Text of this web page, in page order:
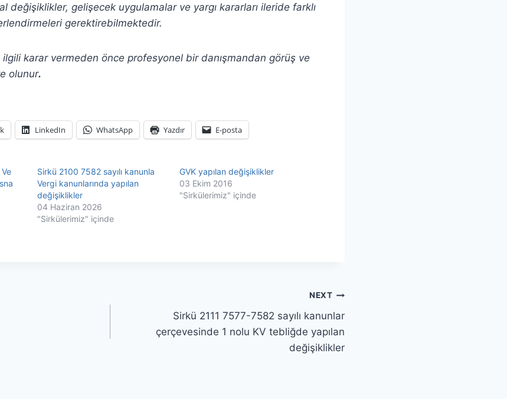
değişiklikler, gelişecek uygulamalar ve yargı kararları ileride farklı
gerektirebilmektedir.
karar vermeden önce profesyonel bir danışmandan görüş ve
olunur.
LinkedIn WhatsApp Yazdır E-posta
Sirkü 2100 7582 sayılı kanunla
Vergi kanunlarında yapılan
değişiklikler
04 Haziran 2026
"Sirkülerimiz" içinde
GVK yapılan değişiklikler
03 Ekim 2016
"Sirkülerimiz" içinde
NEXT
Sirkü 2111 7577-7582 sayılı kanunlar
çerçevesinde 1 nolu KV tebliğde yapılan
değişiklikler